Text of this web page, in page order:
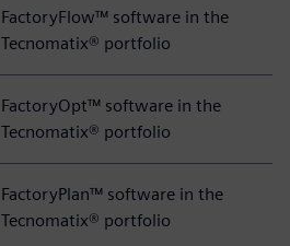
FactoryFlow™ software in the
Tecnomatix® portfolio
FactoryOpt™ software in the
Tecnomatix® portfolio
FactoryPlan™ software in the
Tecnomatix® portfolio